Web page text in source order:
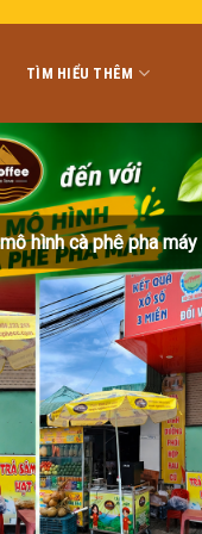
TÌM HIỂU THÊM
hình cà phê pha máy